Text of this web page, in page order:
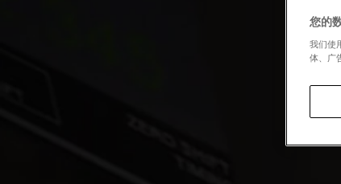
您的
我们使
体、广